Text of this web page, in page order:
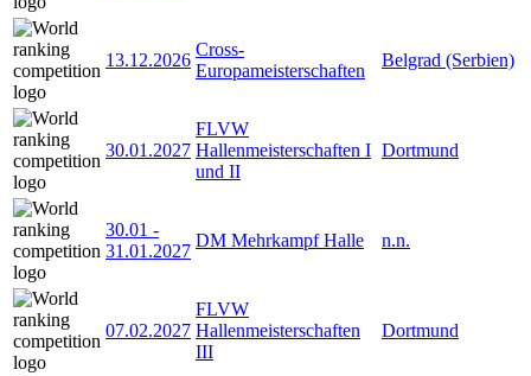
13.12.2026
Cross-
Europameisterschaften
Belgrad (Serbien)
30.01.2027
FLVW
Hallenmeisterschaften I
und II
Dortmund
30.01 -
31.01.2027
DM Mehrkampf Halle n.n.
07.02.2027
FLVW
Hallenmeisterschaften
III
Dortmund